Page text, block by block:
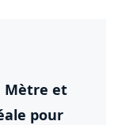
Mètre et
pour